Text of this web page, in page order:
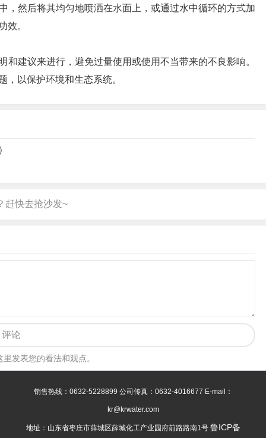
，然后将其均匀地喷洒在水面上，或通过水中循环的方式加
效。
建议来进行，避免过量使用或使用不当带来的不良影响。
以保护环境和生态系统。
评论
发表您的看法和观点。
销售热线：0632-5228899 公司传真：0632-4016677 E-mail：
kr@krwater.com
地址：山东省枣庄市薛城区薛城化工产业园府前路路南1号 鲁ICP备